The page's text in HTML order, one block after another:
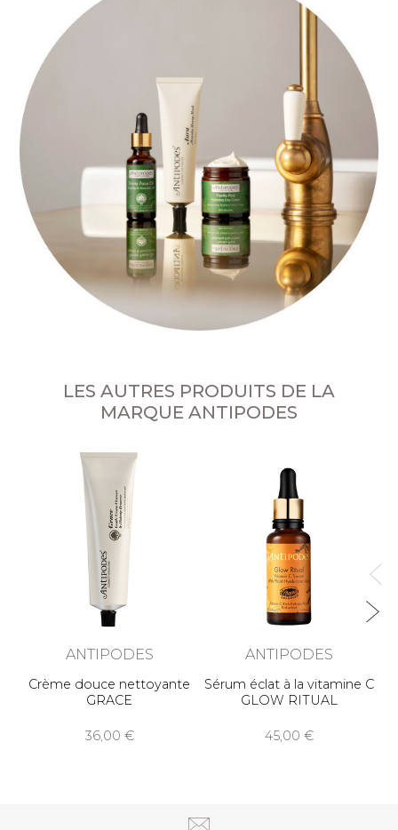
LES AUTRES PRODUITS DE LA
MARQUE ANTIPODES
ANTIPODES
Crème douce nettoyante
GRACE
36,00
ANTIPODES
Sérum éclat à la vitamine C
GLOW RITUAL
45,00